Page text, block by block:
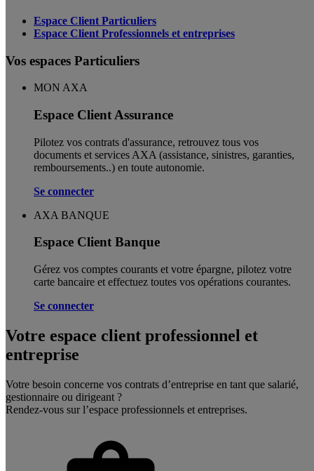
Espace Client Particuliers
Espace Client Professionnels et entreprises
Vos espaces Particuliers
MON AXA
Espace Client Assurance
Pilotez vos contrats d'assurance, retrouvez tous vos
documents et services AXA (assistance, sinistres, garanties,
remboursements..) en toute autonomie. ​
Se connecter
AXA BANQUE
Espace Client Banque
Gérez vos comptes courants et votre épargne, pilotez votre
carte bancaire et effectuez toutes vos opérations courantes.
Se connecter
Votre espace client professionnel et
entreprise
Votre besoin concerne vos contrats d’entreprise en tant que salarié,
gestionnaire ou dirigeant ?
Rendez-vous sur l’espace professionnels et entreprises.